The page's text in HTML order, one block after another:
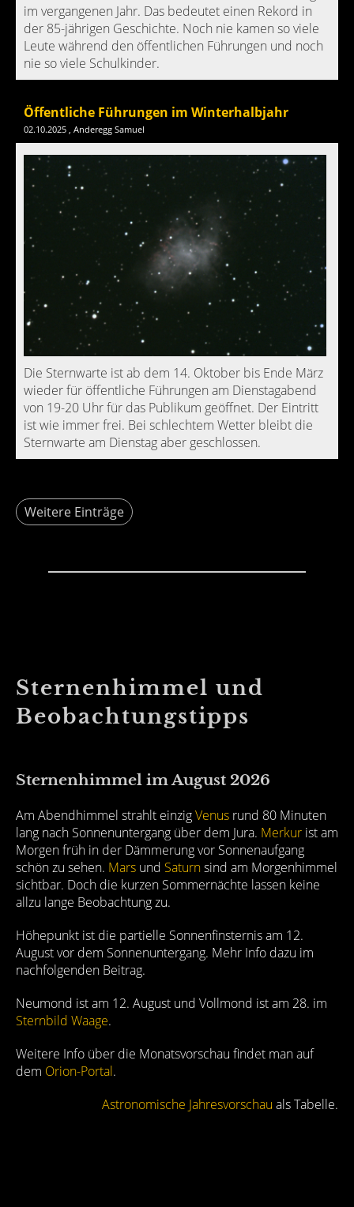
im vergangenen Jahr. Das bedeutet einen Rekord in
der 85-jährigen Geschichte. Noch nie kamen so viele
Leute während den öffentlichen Führungen und noch
nie so viele Schulkinder.
Öffentliche Führungen im Winterhalbjahr
02.10.2025 , Anderegg Samuel
Die Sternwarte ist ab dem 14. Oktober bis Ende März
wieder für öffentliche Führungen am Dienstagabend
von 19-20 Uhr für das Publikum geöffnet. Der Eintritt
ist wie immer frei. Bei schlechtem Wetter bleibt die
Sternwarte am Dienstag aber geschlossen.
Weitere Einträge
Sternenhimmel und
Beobachtungstipps
Sternenhimmel im August 2026
Am Abendhimmel strahlt einzigVenus rund 80 Minuten
lang nach Sonnenuntergang über dem Jura. Merkur ist am
Morgen früh in der Dämmerung vor Sonnenaufgang
schön zu sehen. Mars und Saturnsind am Morgenhimmel
sichtbar. Doch die kurzen Sommernächte lassen keine
allzu lange Beobachtung zu.
Höhepunkt ist die partielle Sonnenfinsternis am 12.
August vor dem Sonnenuntergang. Mehr Info dazu im
nachfolgenden Beitrag.
Neumond ist am 12. August und Vollmond ist am 28. im
Sternbild Waage.
Weitere Info über die Monatsvorschau findet man auf
dem Orion-Portal.
Astronomische Jahresvorschau als Tabelle.